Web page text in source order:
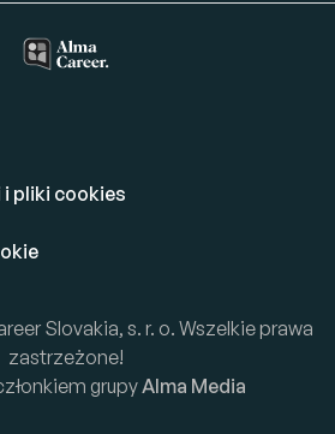
pliki cookies
Slovakia, s. r. o. Wszelkie prawa
zastrzeżone!
grupy Alma Media